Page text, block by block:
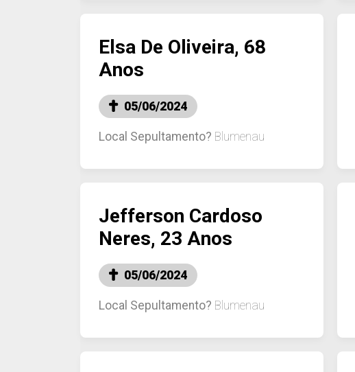
Elsa De Oliveira, 68
Anos
05/06/2024
Local Sepultamento? Blumenau
Jefferson Cardoso
Neres, 23 Anos
05/06/2024
Local Sepultamento? Blumenau